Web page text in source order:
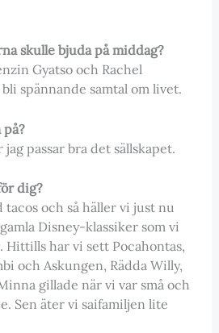
skulle bjuda på middag?
Gyatso och Rachel
spännande samtal om livet.
passar bra det sällskapet.
dig?
tacos och så häller vi just nu
Disney-klassiker som vi
Hittills har vi sett Pocahontas,
och Askungen, Rädda Willy,
gillade när vi var små och
Sen äter vi saifamiljen lite